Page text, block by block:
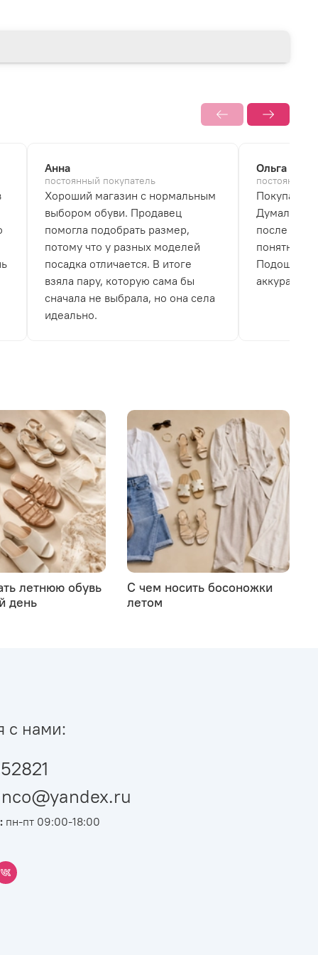
Анна
постоянный покупатель
Хороший магазин с нормальным
выбором обуви. Продавец
помогла подобрать размер,
потому что у разных моделей
посадка отличается. В итоге
взяла пару, которую сама бы
сначала не выбрала, но она села
идеально.
Ольга
постоянный
Покупала
Думала,
после
понятно,
Подошва не
аккуратно.
летнюю обувь
день
С чем носить босоножки
летом
с нами:
пн-пт 09:00-18:00